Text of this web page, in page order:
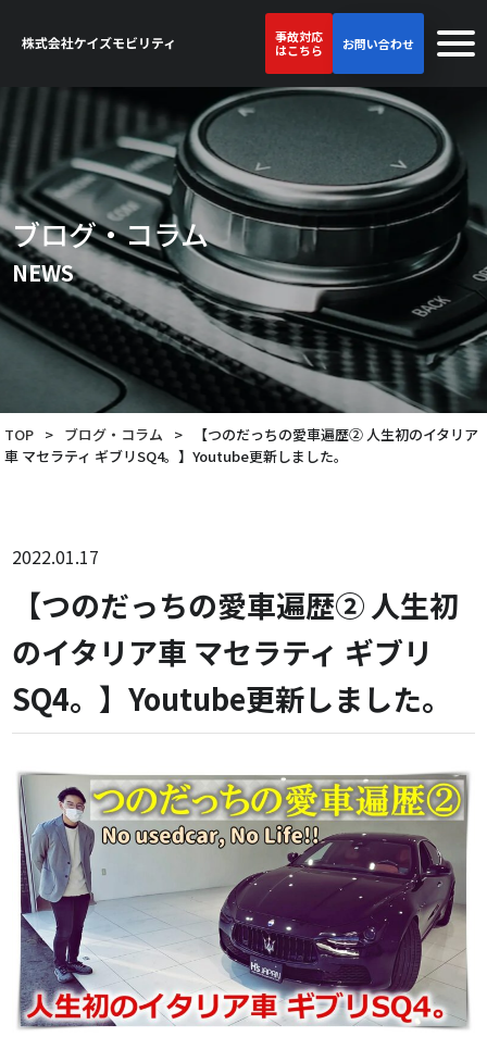
事故対応
はこちら
お問い合わせ
ブログ・コラム
NEWS
TOP > ブログ・コラム >
【つのだっちの愛車遍歴② 人生初のイタリア
車 マセラティ ギブリSQ4。】Youtube更新しました。
2022.01.17
【つのだっちの愛車遍歴② 人生初
のイタリア車 マセラティ ギブリ
SQ4。】Youtube更新しました。